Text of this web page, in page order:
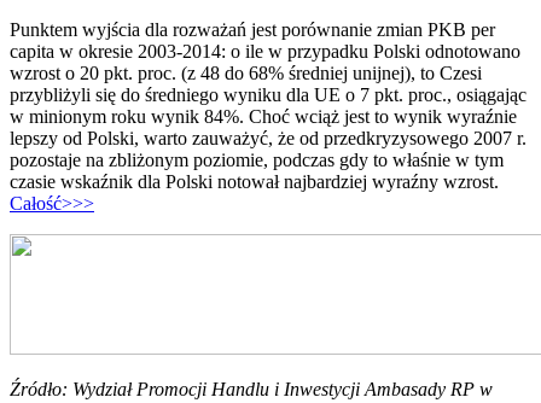
Punktem wyjścia dla rozważań jest porównanie zmian PKB per
capita w okresie 2003-2014: o ile w przypadku Polski odnotowano
wzrost o 20 pkt. proc. (z 48 do 68% średniej unijnej), to Czesi
przybliżyli się do średniego wyniku dla UE o 7 pkt. proc., osiągając
w minionym roku wynik 84%. Choć wciąż jest to wynik wyraźnie
lepszy od Polski, warto zauważyć, że od przedkryzysowego 2007 r.
pozostaje na zbliżonym poziomie, podczas gdy to właśnie w tym
czasie wskaźnik dla Polski notował najbardziej wyraźny wzrost.
Całość>>>
Źródło: Wydział Promocji Handlu i Inwestycji Ambasady RP w